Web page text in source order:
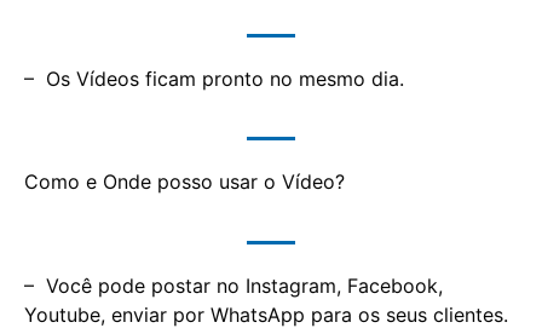
– Os Vídeos ficam pronto no mesmo dia.
Como e Onde posso usar o Vídeo?
– Você pode postar no Instagram, Facebook,
Youtube, enviar por WhatsApp para os seus clientes.